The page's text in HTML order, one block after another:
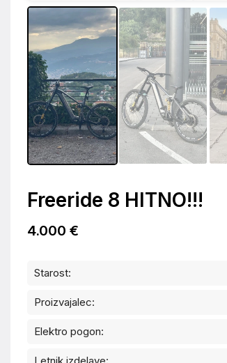
Freeride 8 HITNO!!!
4.000 €
Starost:
Proizvajalec:
Elektro pogon: